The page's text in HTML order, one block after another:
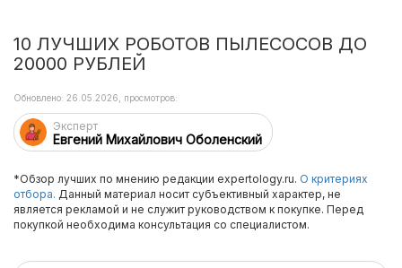
10 ЛУЧШИХ РОБОТОВ ПЫЛЕСОСОВ ДО
20000 РУБЛЕЙ
Эксперт
Евгений Михайлович Оболенский
Обновлено: 26.05.2026, просмотров:
*Обзор лучших по мнению редакции expertology.ru. О критериях
отбора. Данный материал носит субъективный характер, не
является рекламой и не служит руководством к покупке. Перед
покупкой необходима консультация со специалистом.